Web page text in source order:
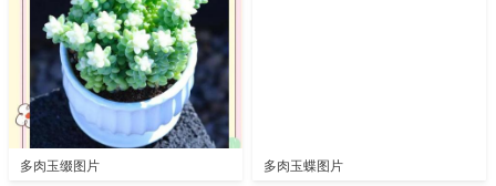
多肉玉缀图片 多肉玉蝶图片